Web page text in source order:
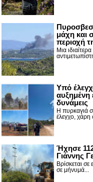
μάχη και
περιοχή
Μια
Υπό
αυξημένη
δυνάμεις
Η πυρκαγιά
έλεγχο, χάρη
Ήχησε
Γιάννης
Βρίσκεται σε
σε μήνυμά...